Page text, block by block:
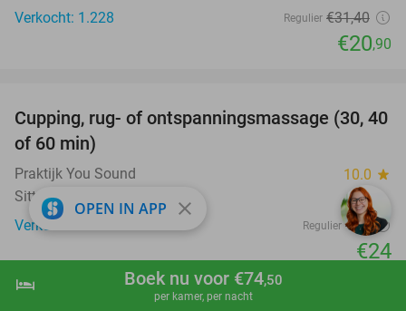
shopping_cart Boek nu
hotel Boek nu voor €74,50
per kamer, per nacht
Verkocht: 1.228
Regulier €31,40
€20,90
60%
Cupping, rug- of ontspanningsmassage (30, 40
of 60 min)
Praktijk You Sound 10.0 star
Sittard
Verkocht: 151
Regulier €60
€24
OPEN IN APP close